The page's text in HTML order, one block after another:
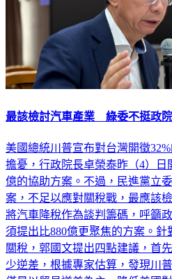
擔憂，行政院長卓榮泰昨（4）日
億的協助方案。不過，民進黨立
案，不足以應對關稅戰，最應該
將汽車降稅作為談判籌碼，呼籲
須提出比880億更聚焦的方案。​針
關稅，郭國文提出四點建議，首
少逆差，根據專家估算，發現川
僅是以貿易逆差為主，降低美國